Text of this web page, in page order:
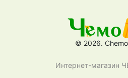
© 2026.
Интернет-